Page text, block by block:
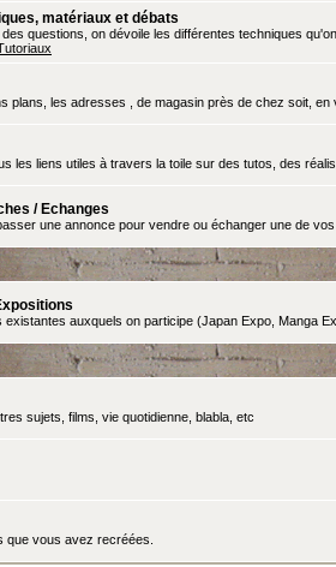
matériaux et débats
questions, on dévoile les différentes techniques
plans, les adresses , de magasin près de chez soit, en
les liens utiles à travers la toile sur des tutos, des
/ Echanges
une annonce pour vendre ou échanger une de
existantes auxquels on participe (Japan Expo, Manga
sujets, films, vie quotidienne, blabla, etc
que vous avez recréées.